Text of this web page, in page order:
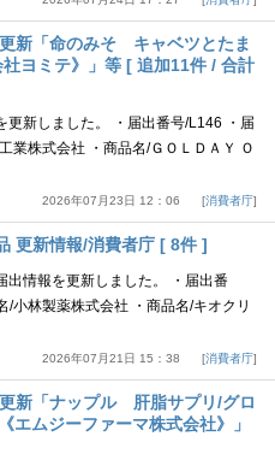
新「命のみそ キャベツとたま
ヨミテ》」等 [ 追加11件 / 合計
新しました。 ・届出番号/L146 ・届
業株式会社 ・商品名/ＧＯＬＤＡＹ Ｏ
2026年07月23日 12：06 消費者庁
更新情報/消費者庁 [ 8件 ]
出情報を更新しました。 ・届出番
小林製薬株式会社 ・商品名/キオクリ
2026年07月21日 15：38 消費者庁
新「ナップル 肝脂サプリ/グロ
エムジーファーマ株式会社》」